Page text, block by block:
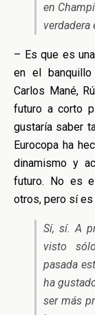
en
verdadera
– Es que es
en el banquillo
Carlos Mané,
futuro a corto
gustaría saber
Eurocopa ha
dinamismo y
futuro. No es
otros, pero sí es
Sí, sí. A
visto
pasada
ha
ser más